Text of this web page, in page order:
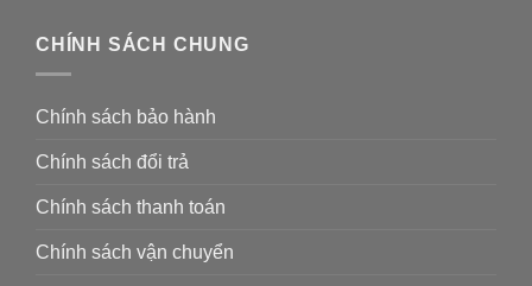
CHÍNH SÁCH CHUNG
Chính sách bảo hành
Chính sách đổi trả
Chính sách thanh toán
Chính sách vận chuyển